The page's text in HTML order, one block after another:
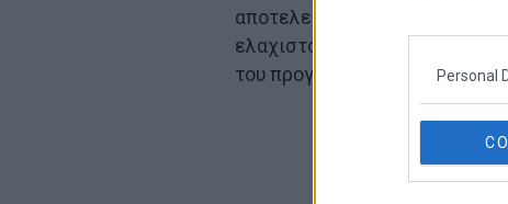
Personal
αποτελεί την καλύτερη
ελαχιστοποίηση της
του προγράμματος.”